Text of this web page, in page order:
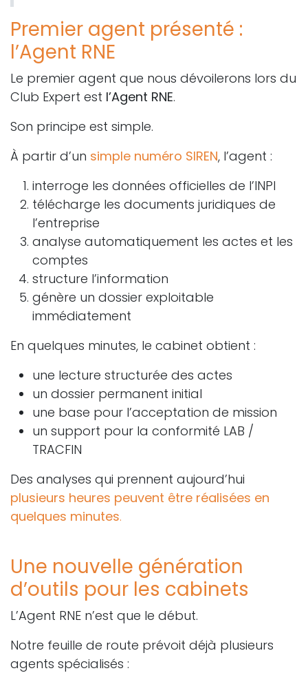
Premier agent présenté :
l’Agent RNE
Le premier agent que nous dévoilerons lors du
Club Expert est l’Agent RNE.
Son principe est simple.
À partir d’un simple numéro SIREN, l’agent :
interroge les données officielles de l’INPI
télécharge les documents juridiques de
l’entreprise
analyse automatiquement les actes et les
comptes
structure l’information
génère un dossier exploitable
immédiatement
En quelques minutes, le cabinet obtient :
une lecture structurée des actes
un dossier permanent initial
une base pour l’acceptation de mission
un support pour la conformité LAB /
TRACFIN
Des analyses qui prennent aujourd’hui
plusieurs heures peuvent être réalisées en
quelques minutes.
Une nouvelle génération
d’outils pour les cabinets
L’Agent RNE n’est que le début.
Notre feuille de route prévoit déjà plusieurs
agents spécialisés :